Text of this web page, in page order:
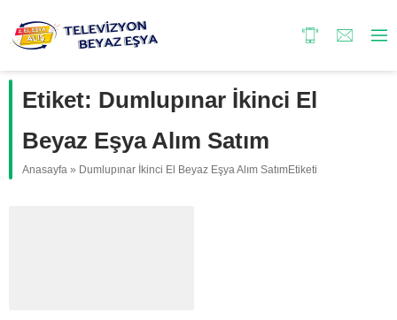
Etiket: Dumlupınar İkinci El
Beyaz Eşya Alım Satım
Anasayfa » Dumlupınar İkinci El Beyaz Eşya Alım SatımEtiketi